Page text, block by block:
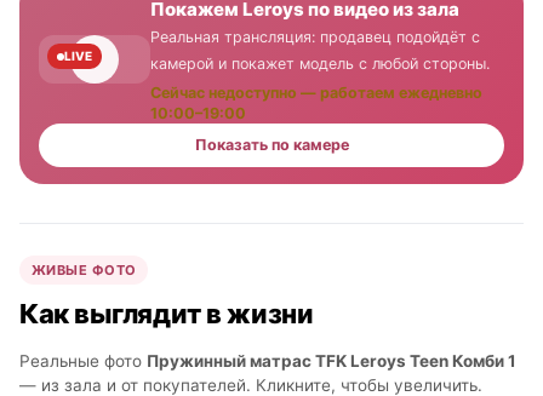
LIVE
Покажем Leroys по видео из зала
Реальная трансляция: продавец подойдёт с
камерой и покажет модель с любой стороны.
Сейчас недоступно — работаем ежедневно
10:00–19:00
Показать по камере
ЖИВЫЕ ФОТО
Как выглядит в жизни
Реальные фото Пружинный матрас TFK Leroys Teen Комби 1
— из зала и от покупателей. Кликните, чтобы увеличить.